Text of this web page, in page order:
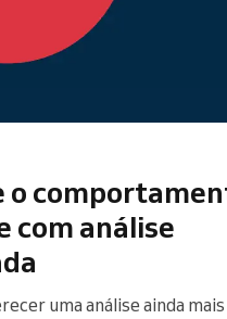
o
com análise
uma análise ainda mais